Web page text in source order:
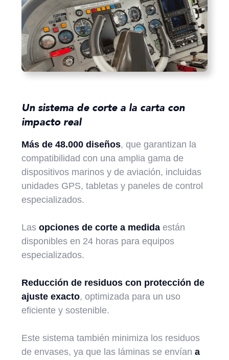
Un sistema de corte a la carta con
impacto real
Más de 48.000 diseños, que garantizan la
compatibilidad con una amplia gama de
dispositivos marinos y de aviación, incluidas
unidades GPS, tabletas y paneles de control
especializados.
Lasopciones de corte a medida están
disponibles en 24 horas para equipos
especializados.
Reducción de residuos con protección de
ajuste exacto, optimizada para un uso
eficiente y sostenible.
Este sistema también minimiza los residuos
de envases, ya que las láminas se envíana